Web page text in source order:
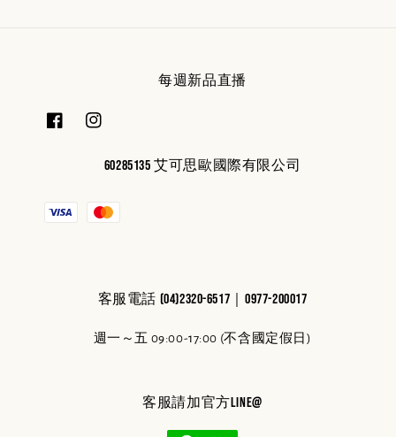
每週新品直播
60285135 艾可思歐國際有限公司
客服電話 (04)2320-6517｜0977-200017
週一～五 09:00-17:00 (不含國定假日)
客服請加官方line@